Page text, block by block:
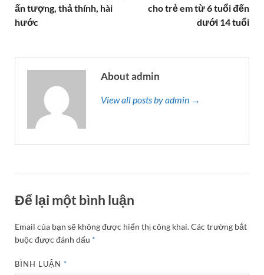
ấn tượng, thả thính, hài
hước
cho trẻ em từ 6 tuổi đến
dưới 14 tuổi
About admin
View all posts by admin →
Để lại một bình luận
Email của bạn sẽ không được hiển thị công khai.Các trường bắt
buộc được đánh dấu *
BÌNH LUẬN*